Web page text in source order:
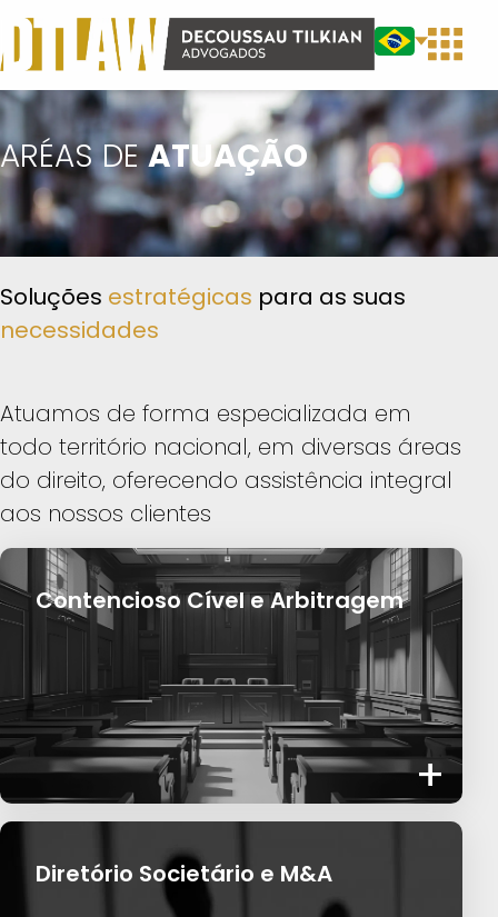
ARÉAS DEATUAÇÃO
Soluções estratégicas para as suas
necessidades
Atuamos de forma especializada em
todo território nacional, em diversas áreas
do direito, oferecendo assistência integral
aos nossos clientes
Contencioso Cível e Arbitragem
+
Diretório Societário e M&A